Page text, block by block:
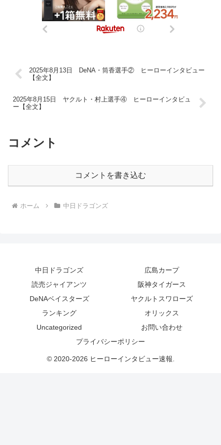
2025年8月13日 DeNA・筒香選手② ヒーローインタビュー
【全文】
2025年8月15日 ヤクルト・村上選手④ ヒーローインタビュ
ー【全文】
コメント
コメントを書き込む
ホーム 中日ドラゴンズ
中日ドラゴンズ
広島カープ
読売ジャイアンツ
阪神タイガース
DeNAベイスターズ
ヤクルトスワローズ
ランキング
オリックス
Uncategorized
お問い合わせ
プライバシーポリシー
© 2020-2026 ヒーローインタビュー速報.